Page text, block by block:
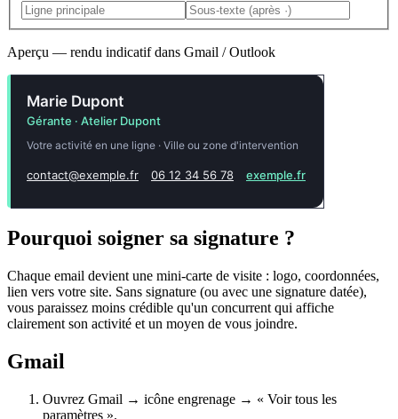
Aperçu — rendu indicatif dans Gmail / Outlook
Marie Dupont
Gérante · Atelier Dupont
Votre activité en une ligne · Ville ou zone d'intervention
contact@exemple.fr 06 12 34 56 78 exemple.fr
Pourquoi soigner sa signature ?
Chaque email devient une mini-carte de visite : logo, coordonnées,
lien vers votre site. Sans signature (ou avec une signature datée),
vous paraissez moins crédible qu'un concurrent qui affiche
clairement son activité et un moyen de vous joindre.
Gmail
Ouvrez Gmail → icône engrenage → « Voir tous les
paramètres ».